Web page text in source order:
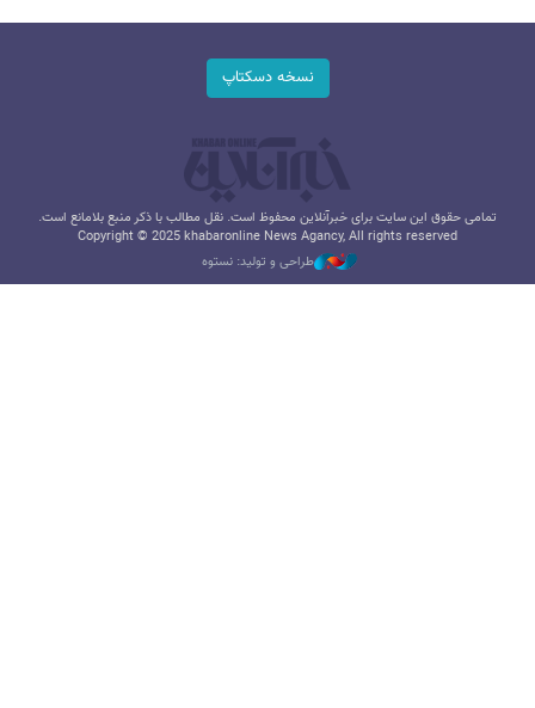
نسخه دسکتاپ
تمامی حقوق این سایت برای خبرآنلاین محفوظ است. نقل مطالب با ذکر منبع بلامانع است.
Copyright © 2025 khabaronline News Agancy, All rights reserved
طراحی و تولید: نستوه